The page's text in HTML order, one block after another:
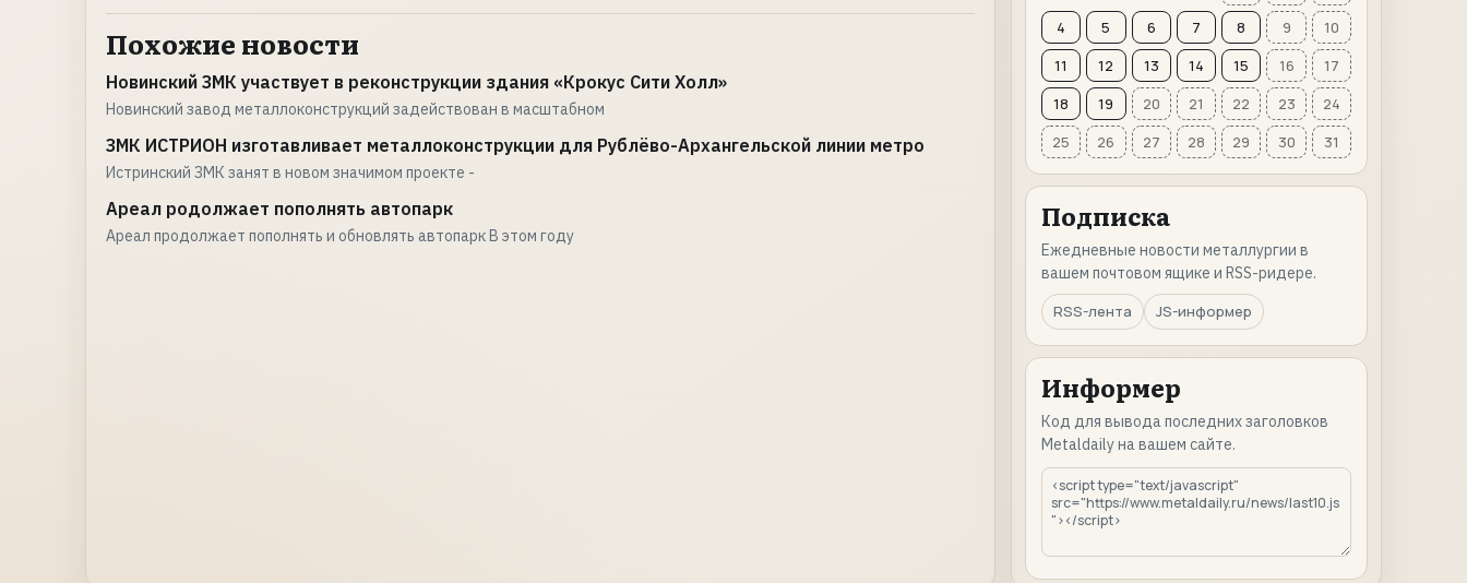
Похожие новости
Новинский ЗМК участвует в реконструкции здания «Крокус Сити Холл»
Новинский завод металлоконструкций задействован в масштабном
ЗМК ИСТРИОН изготавливает металлоконструкции для Рублёво-Архангельской линии метро
Истринский ЗМК занят в новом значимом проекте -
Ареал родолжает пополнять автопарк
Ареал продолжает пополнять и обновлять автопарк В этом году
4
5 6 7 8 9
10
11
12 13 14 15 16
17
18
19 20 21 22 23
24
25
26 27 28 29 30 31
Подписка
Ежедневные новости металлургии в
вашем почтовом ящике и RSS-ридере.
RSS-лента
JS-информер
Информер
Код для вывода последних заголовков
Metaldaily на вашем сайте.